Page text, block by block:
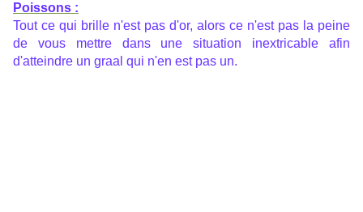
Poissons :
Tout ce qui brille n'est pas d'or, alors ce n'est pas la peine
de vous mettre dans une situation inextricable afin
d'atteindre un graal qui n'en est pas un.